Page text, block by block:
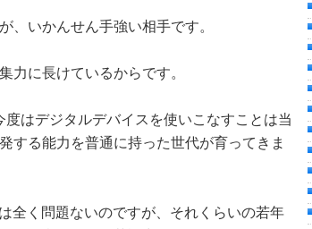
、いかんせん手強い相手です。
力に長けているからです。
はデジタルデバイスを使いこなすことは当
する能力を普通に持った世代が育ってきま
全く問題ないのですが、それくらいの若年